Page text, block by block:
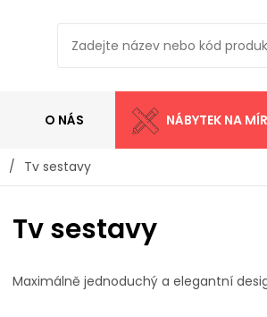
O NÁS NÁBYTEK NA
/ Tv sestavy
Tv sestavy
Maximálně jednoduchý a elegantní